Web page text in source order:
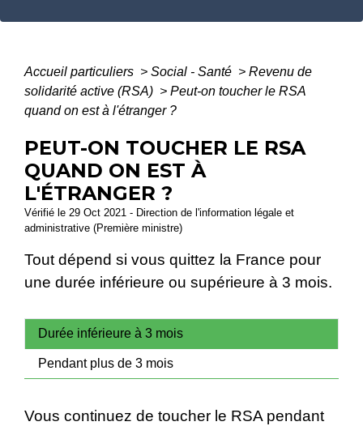
Accueil particuliers > Social - Santé > Revenu de
solidarité active (RSA) > Peut-on toucher le RSA
quand on est à l'étranger ?
PEUT-ON TOUCHER LE RSA
QUAND ON EST À
L'ÉTRANGER ?
Vérifié le 29 Oct 2021 - Direction de l'information légale et
administrative (Première ministre)
Tout dépend si vous quittez la France pour
une durée inférieure ou supérieure à 3 mois.
Durée inférieure à 3 mois
Pendant plus de 3 mois
Vous continuez de toucher le RSA pendant